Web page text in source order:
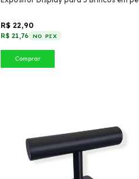
R$ 22,90
R$ 21,76 NO PIX
Comprar